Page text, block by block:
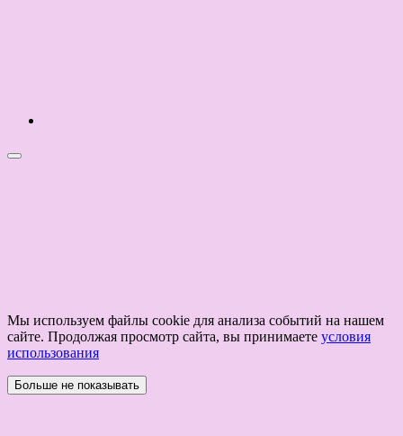
Мы используем файлы cookie для анализа событий на нашем
сайте. Продолжая просмотр сайта, вы принимаете условия
использования
Больше не показывать